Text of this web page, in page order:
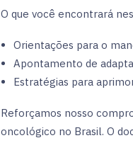
O que você encontrará
Orientações para o
Apontamento de
Estratégias para
Reforçamos nosso
oncológico no Brasil. O